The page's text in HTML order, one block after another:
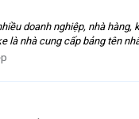
doanh nghiệp, nhà
là nhà cung cấp bảng tên